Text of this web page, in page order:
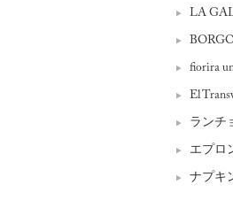
LA
fiorira
El
ランチ
エプロ
ナプキ